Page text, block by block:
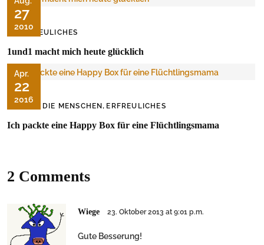
27
2010
ERFREULICHES
1und1 macht mich heute glücklich
Apr.
22
2016
ÜBER DIE MENSCHEN, ERFREULICHES
Ich packte eine Happy Box für eine Flüchtlingsmama
2 Comments
Wiege 23. Oktober 2013 at 9:01 p.m.
Gute Besserung!